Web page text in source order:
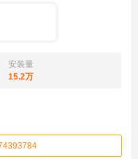
安装量
15.2万